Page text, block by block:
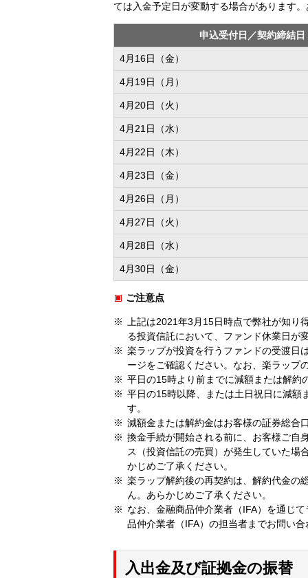
ては入金予定日が変動する場合があります
申込受付日／契約締結日
4月16日（金）
4月19日（月）
4月20日（火）
4月21日（水）
4月22日（木）
4月23日（金）
4月26日（月）
4月27日（火）
4月28日（水）
4月30日（金）
ご注意点
上記は2021年3月15日時点で弊社が知
る投資信託において、ファンド休業日が
楽ラップが投資を行うファンドの受渡日
ージをご確認ください。なお、楽ラップ
平日の15時より前までに減額または解約
平日の15時以降、または土日祝日に減額
す。
減額金または解約金はお客様の証券総合
換金手続が開始される前に、お客様ご自
ス（投資信託の売買）が発生していた場
かじめご了承ください。
楽ラップ解約後の再契約は、解約代金の
ん。あらかじめご了承ください。
なお、金融商品仲介業者（IFA）を通じ
品仲介業者（IFA）の担当者までお問い
入出金及び証拠金の振替